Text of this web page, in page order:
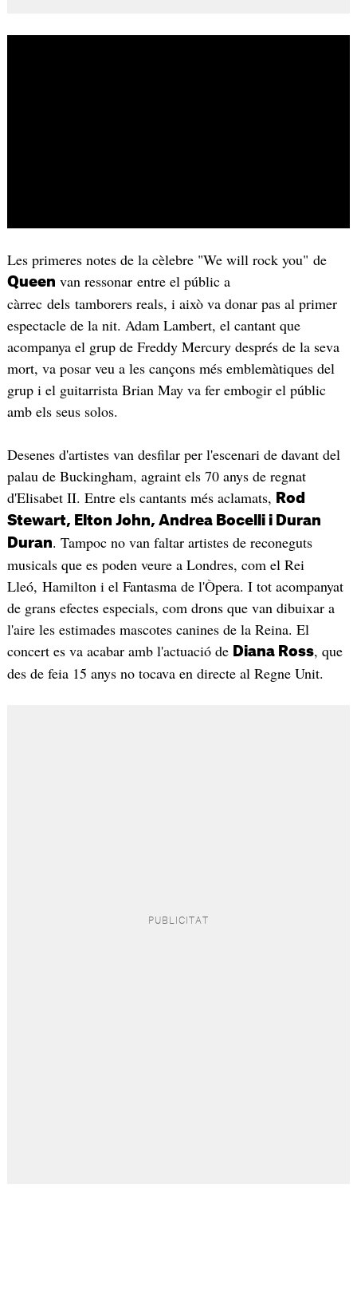
Les primeres notes de la cèlebre "We will rock you" de
Queen van ressonar entre el públic a
càrrec dels tamborers reals, i això va donar pas al primer
espectacle de la nit. Adam Lambert, el cantant que
acompanya el grup de Freddy Mercury després de la seva
mort, va posar veu a les cançons més emblemàtiques del
grup i el guitarrista Brian May va fer embogir el públic
amb els seus solos.
Desenes d'artistes van desfilar per l'escenari de davant del
palau de Buckingham, agraint els 70 anys de regnat
d'Elisabet II. Entre els cantants més aclamats,
Rod
Stewart, Elton John, Andrea Bocelli i Duran
Duran. Tampoc no van faltar artistes de reconeguts
musicals que es poden veure a Londres, com el Rei
Lleó, Hamilton i el Fantasma de l'Òpera. I tot acompanyat
de grans efectes especials, com drons que van dibuixar a
l'aire les estimades mascotes canines de la Reina. El
concert es va acabar amb l'actuació de Diana Ross, que
des de feia 15 anys no tocava en directe al Regne Unit.